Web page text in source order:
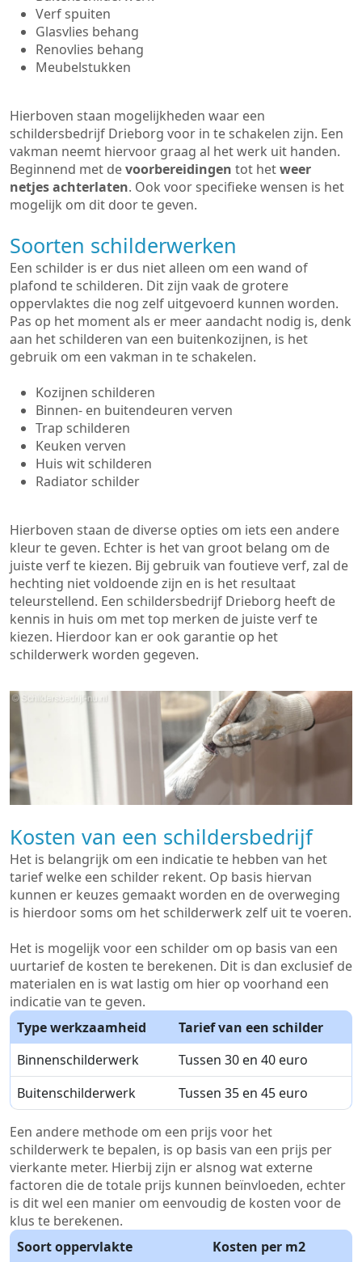
Verf spuiten
Glasvlies behang
Renovlies behang
Meubelstukken
Hierboven staan mogelijkheden waar een
schildersbedrijf Drieborg voor in te schakelen zijn. Een
vakman neemt hiervoor graag al het werk uit handen.
Beginnend met devoorbereidingen tot hetweer
netjes achterlaten. Ook voor specifieke wensen is het
mogelijk om dit door te geven.
Soorten schilderwerken
Een schilder is er dus niet alleen om een wand of
plafond te schilderen. Dit zijn vaak de grotere
oppervlaktes die nog zelf uitgevoerd kunnen worden.
Pas op het moment als er meer aandacht nodig is, denk
aan het schilderen van een buitenkozijnen, is het
gebruik om een vakman in te schakelen.
Kozijnen schilderen
Binnen- en buitendeuren verven
Trap schilderen
Keuken verven
Huis wit schilderen
Radiator schilder
Hierboven staan de diverse opties om iets een andere
kleur te geven. Echter is het van groot belang om de
juiste verf te kiezen. Bij gebruik van foutieve verf, zal de
hechting niet voldoende zijn en is het resultaat
teleurstellend. Een schildersbedrijf Drieborg heeft de
kennis in huis om met top merken de juiste verf te
kiezen. Hierdoor kan er ook garantie op het
schilderwerk worden gegeven.
Kosten van een schildersbedrijf
Het is belangrijk om een indicatie te hebben van het
tarief welke een schilder rekent. Op basis hiervan
kunnen er keuzes gemaakt worden en de overweging
is hierdoor soms om het schilderwerk zelf uit te voeren.
Het is mogelijk voor een schilder om op basis van een
uurtarief de kosten te berekenen. Dit is dan exclusief de
materialen en is wat lastig om hier op voorhand een
indicatie van te geven.
Type werkzaamheid
Tarief van een schilder
Binnenschilderwerk
Tussen 30 en 40 euro
Buitenschilderwerk
Tussen 35 en 45 euro
Een andere methode om een prijs voor het
schilderwerk te bepalen, is op basis van een prijs per
vierkante meter. Hierbij zijn er alsnog wat externe
factoren die de totale prijs kunnen beïnvloeden, echter
is dit wel een manier om eenvoudig de kosten voor de
klus te berekenen.
Soort oppervlakte
Kosten per m2